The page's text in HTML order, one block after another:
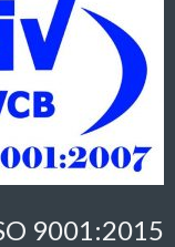
9001:2015